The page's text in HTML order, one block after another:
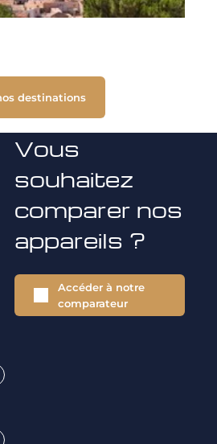
destinations
Vous
souhaitez
comparer nos
appareils ?
Accéder à notre
comparateur